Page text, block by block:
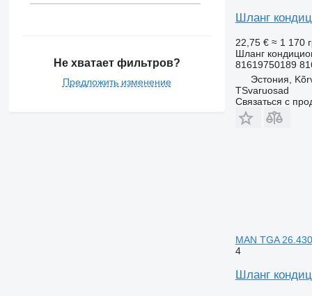
Не хватает фильтров?
Предложить изменение
Шланг
22,75 € ≈ 1 170
Шланг
81619750189
Эстония,
TSvaruosad
Связаться с
MAN TGA 26.430
4
Шланг